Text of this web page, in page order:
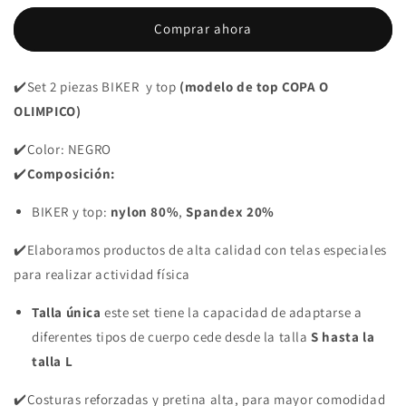
2
PREMIUMTEX
LETRAS
2
PIEZAS
PREMIUMTEX
LETRAS
Comprar ahora
✔️Set 2 piezas BIKER y top (modelo de top COPA O
OLIMPICO)
✔️Color: NEGRO
✔️Composición:
BIKER y top: nylon 80%,Spandex 20%
✔️Elaboramos productos de alta calidad con telas especiales
para realizar actividad física
Talla única este set tiene la capacidad de adaptarse a
diferentes tipos de cuerpo cede desde la tallaS hasta la
talla L
✔️Costuras reforzadas y pretina alta, para mayor comodidad